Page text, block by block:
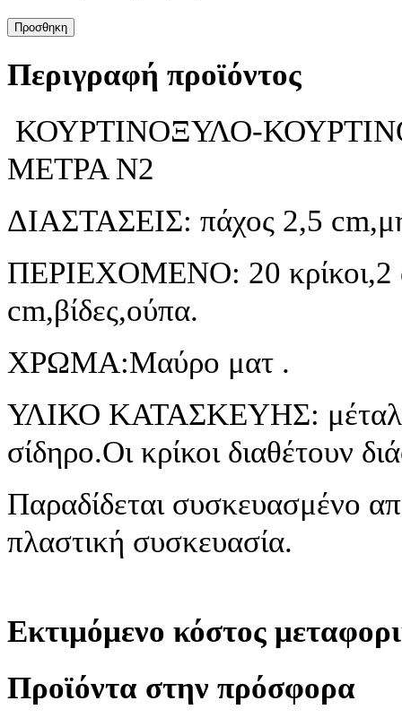
Προσθηκη
Περιγραφή προϊόντος
ΚΟΥΡΤΙΝΟΞΥΛΟ-
ΜΕΤΡΑ Ν2
ΔΙΑΣΤΑΣΕΙΣ: πάχος 2,5
ΠΕΡΙΕΧΟΜΕΝΟ: 20 κρίκοι,2
cm,βίδες,ούπα.
ΧΡΩΜΑ:Μαύρο ματ .
ΥΛΙΚΟ KATAΣΚΕΥΗΣ:
σίδηρο.Οι κρίκοι διαθέτουν
Παραδίδεται συσκευασμένο
πλαστική συσκευασία.
Eκτιμόμενο κόστος
Προϊόντα στην πρόσφορα